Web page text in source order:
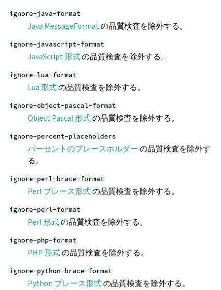
ignore-java-format
Java MessageFormatの品質検査を除外する。
ignore-javascript-format
JavaScript 形式の品質検査を除外する。
ignore-lua-format
Lua 形式の品質検査を除外する。
ignore-object-pascal-format
Object Pascal 形式の品質検査を除外する。
ignore-percent-placeholders
パーセントのプレースホルダーの品質検査を除外す
る。
ignore-perl-brace-format
Perl ブレース形式の品質検査を除外する。
ignore-perl-format
Perl 形式の品質検査を除外する。
ignore-php-format
PHP 形式の品質検査を除外する。
ignore-python-brace-format
Python ブレース形式の品質検査を除外する。